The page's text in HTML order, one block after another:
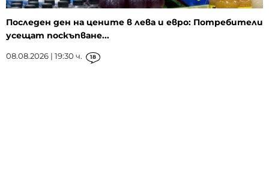
Последен ден на цените в лева и евро: Потребители
усещат поскъпване...
08.08.2026 | 19:30 ч. 18